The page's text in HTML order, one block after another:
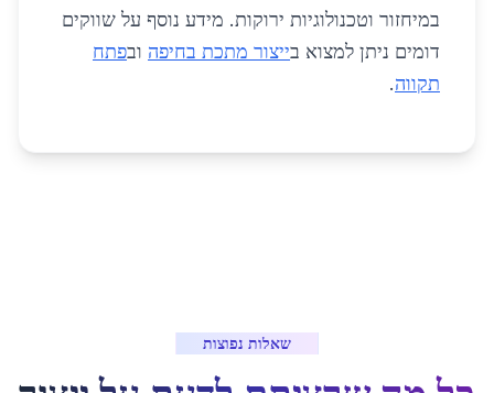
במיחזור וטכנולוגיות ירוקות. מידע נוסף על שווקים
דומים ניתן למצוא בייצור מתכת בחיפה ובפתח
תקווה.
שאלות נפוצות